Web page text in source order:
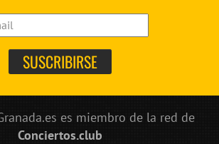
es miembro de la red de
Conciertos.club